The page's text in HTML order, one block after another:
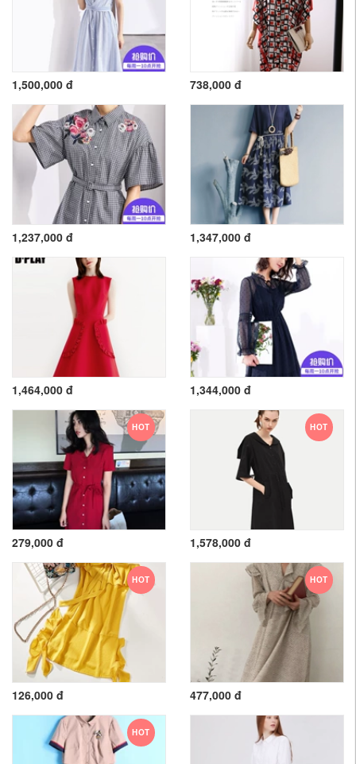
1,500,000 đ 738,000 đ
1,237,000 đ 1,347,000 đ
1,464,000 đ 1,344,000 đ
HOT
279,000 đ
HOT
1,578,000 đ
HOT
126,000 đ
HOT
477,000 đ
HOT